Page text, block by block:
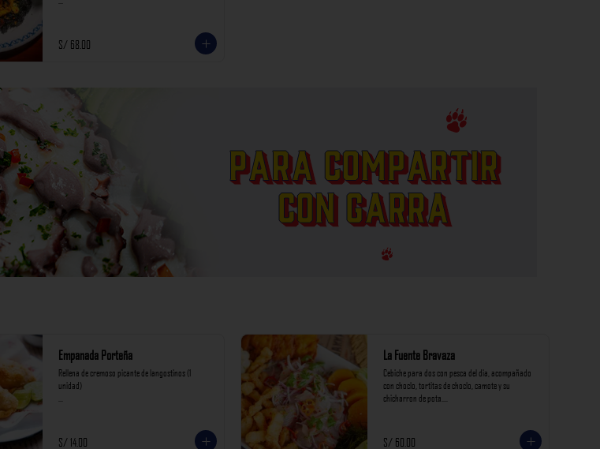
S/ 68.00
Empanada Porteña
Rellena de cremoso picante de langostinos (1
unidad)
S/ 14.00
La Fuente Bravaza
Cebiche para dos con pesca del dia, acompañado
con choclo, tortitas de choclo, camote y su
chicharron de pota.
incluyen impuestos de ley y recargo al consumo.
S/ 60.00